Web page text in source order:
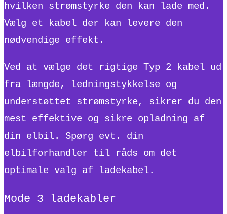
hvilken strømstyrke den kan lade med.
Vælg et kabel der kan levere den
nødvendige effekt.
Ved at vælge det rigtige Typ 2 kabel ud
fra længde, ledningstykkelse og
understøttet strømstyrke, sikrer du den
mest effektive og sikre opladning af
din elbil. Spørg evt. din
elbilforhandler til råds om det
optimale valg af ladekabel.
Mode 3 ladekabler